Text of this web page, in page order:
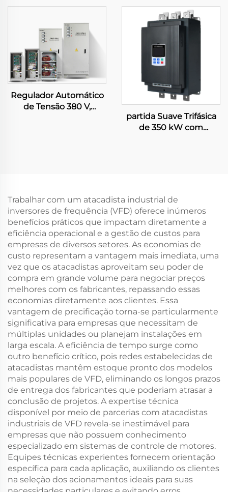
kW, 30 kW, 45 kW,
para Motores
Embutido para Bomba
Solar, Inversor para
Compressor em
Sistemas de Irrigação
Regulador Automático
de Tensão 380 V,
partida Suave Trifásica
de 350 kW com
Proteção IP65, 50/60 Hz
Trabalhar com um atacadista industrial de
inversores de frequência (VFD) oferece inúmeros
benefícios práticos que impactam diretamente a
eficiência operacional e a gestão de custos para
empresas de diversos setores. As economias de
custo representam a vantagem mais imediata, uma
vez que os atacadistas aproveitam seu poder de
compra em grande volume para negociar preços
melhores com os fabricantes, repassando essas
economias diretamente aos clientes. Essa
vantagem de precificação torna-se particularmente
significativa para empresas que necessitam de
múltiplas unidades ou planejam instalações em
larga escala. A eficiência de tempo surge como
outro benefício crítico, pois redes estabelecidas de
atacadistas mantêm estoque pronto dos modelos
mais populares de VFD, eliminando os longos prazos
de entrega dos fabricantes que poderiam atrasar a
conclusão de projetos. A expertise técnica
disponível por meio de parcerias com atacadistas
industriais de VFD revela-se inestimável para
empresas que não possuem conhecimento
especializado em sistemas de controle de motores.
Equipes técnicas experientes fornecem orientação
específica para cada aplicação, auxiliando os clientes
na seleção dos acionamentos ideais para suas